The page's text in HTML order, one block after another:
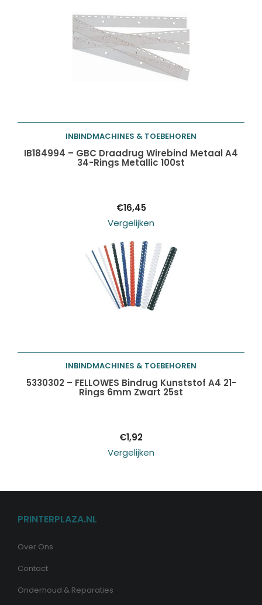
Toevoegen aan
INBINDMACHINES & TOEBEHOREN
IB184994 – GBC Draadrug Wirebind Metaal A4
34-Rings Metallic 100st
€16,45
Vergelijken
Toevoegen aan
INBINDMACHINES & TOEBEHOREN
5330302 – FELLOWES Bindrug Kunststof A4 21-
Rings 6mm Zwart 25st
€1,92
Vergelijken
PRINTERPLAZA.NL
Over Ons
Contact
Onderhoud & Reparaties